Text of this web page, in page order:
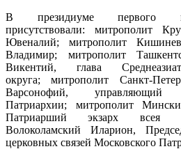
В президиуме первого
присутствовали: митрополит
Ювеналий; митрополит
Владимир; митрополит
Викентий, глава
округа; митрополит Санкт-
Варсонофий, управляющий
Патриархии; митрополит
Патриарший экзарх всея
Волоколамский Иларион,
церковных связей Московского